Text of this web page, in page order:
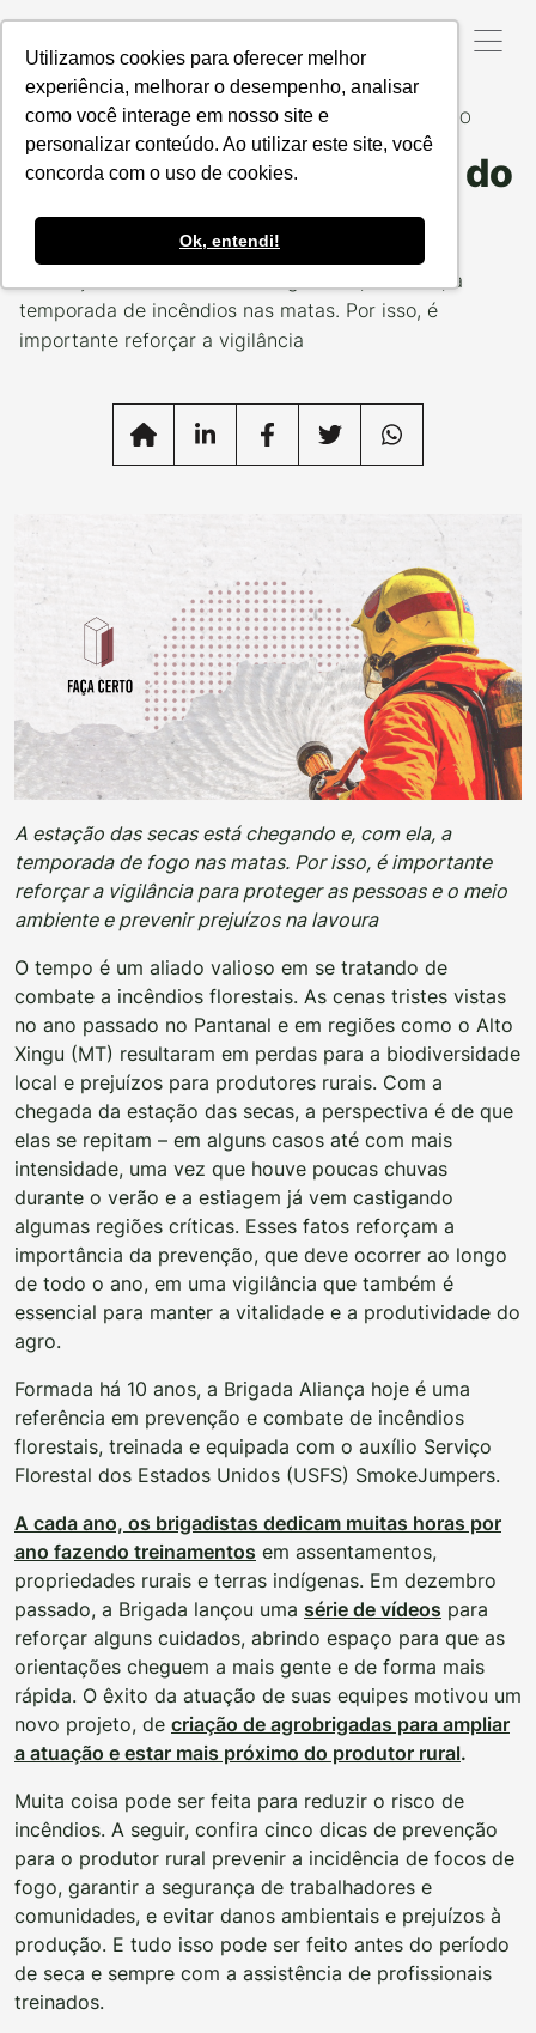
Utilizamos cookies para oferecer melhor
experiência, melhorar o desempenho, analisar
como você interage em nosso site e
personalizar conteúdo. Ao utilizar este site, você
concorda com o uso de cookies.
Ok, entendi!
Data da Postagem:20/05/2021 Categoria: FAÇA CERTO
5 dicas para ficar longe do
fogo
A estação das secas está chegando e, com ela, a
temporada de incêndios nas matas. Por isso, é
importante reforçar a vigilância
A estação das secas está chegando e, com ela, a
temporada de fogo nas matas. Por isso, é importante
reforçar a vigilância para proteger as pessoas e o meio
ambiente e prevenir prejuízos na lavoura
O tempo é um aliado valioso em se tratando de
combate a incêndios florestais. As cenas tristes vistas
no ano passado no Pantanal e em regiões como o Alto
Xingu (MT) resultaram em perdas para a biodiversidade
local e prejuízos para produtores rurais. Com a
chegada da estação das secas, a perspectiva é de que
elas se repitam – em alguns casos até com mais
intensidade, uma vez que houve poucas chuvas
durante o verão e a estiagem já vem castigando
algumas regiões críticas. Esses fatos reforçam a
importância da prevenção, que deve ocorrer ao longo
de todo o ano, em uma vigilância que também é
essencial para manter a vitalidade e a produtividade do
agro.
Formada há 10 anos, a Brigada Aliança hoje é uma
referência em prevenção e combate de incêndios
florestais, treinada e equipada com o auxílio Serviço
Florestal dos Estados Unidos (USFS) SmokeJumpers.
A cada ano, os brigadistas dedicam muitas horas por
ano fazendo treinamentos em assentamentos,
propriedades rurais e terras indígenas. Em dezembro
passado, a Brigada lançou uma série de vídeos para
reforçar alguns cuidados, abrindo espaço para que as
orientações cheguem a mais gente e de forma mais
rápida. O êxito da atuação de suas equipes motivou um
novo projeto, de criação de agrobrigadas para ampliar
a atuação e estar mais próximo do produtor rural.
Muita coisa pode ser feita para reduzir o risco de
incêndios. A seguir, confira cinco dicas de prevenção
para o produtor rural prevenir a incidência de focos de
fogo, garantir a segurança de trabalhadores e
comunidades, e evitar danos ambientais e prejuízos à
produção. E tudo isso pode ser feito antes do período
de seca e sempre com a assistência de profissionais
treinados.